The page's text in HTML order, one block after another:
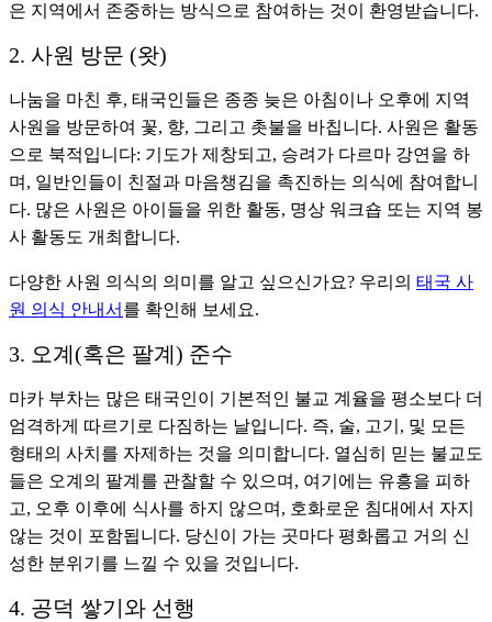
은 지역에서 존중하는 방식으로 참여하는 것이 환영받습니다.
2. 사원 방문 (왓)
나눔을 마친 후, 태국인들은 종종 늦은 아침이나 오후에 지역
사원을 방문하여 꽃, 향, 그리고 촛불을 바칩니다. 사원은 활동
으로 북적입니다: 기도가 제창되고, 승려가 다르마 강연을 하
며, 일반인들이 친절과 마음챙김을 촉진하는 의식에 참여합니
다. 많은 사원은 아이들을 위한 활동, 명상 워크숍 또는 지역 봉
사 활동도 개최합니다.
다양한 사원 의식의 의미를 알고 싶으신가요? 우리의 태국 사
원 의식 안내서 를 확인해 보세요.
3. 오계(혹은 팔계) 준수
마카 부차는 많은 태국인이 기본적인 불교 계율을 평소보다 더
엄격하게 따르기로 다짐하는 날입니다. 즉, 술, 고기, 및 모든
형태의 사치를 자제하는 것을 의미합니다. 열심히 믿는 불교도
들은 오계의 팔계를 관찰할 수 있으며, 여기에는 유흥을 피하
고, 오후 이후에 식사를 하지 않으며, 호화로운 침대에서 자지
않는 것이 포함됩니다. 당신이 가는 곳마다 평화롭고 거의 신
성한 분위기를 느낄 수 있을 것입니다.
4. 공덕 쌓기와 선행